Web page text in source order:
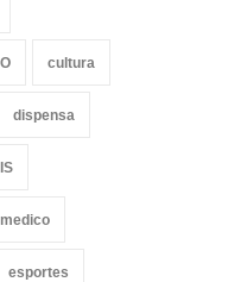
cultura
dispensa
esportes